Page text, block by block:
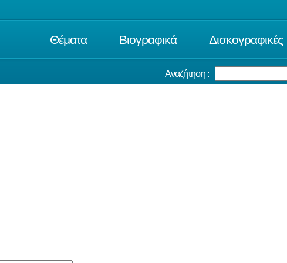
Θέματα Βιογραφικά Δισκογραφικές
Αναζήτηση :